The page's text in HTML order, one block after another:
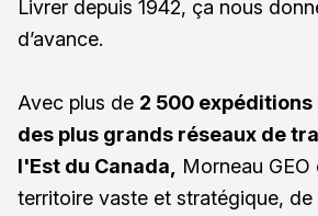
Livrer depuis 1942, ça nous
d’avance.
Avec plus de 2 500
des plus grands réseaux de
l'Est du Canada,
Morneau GEO
territoire vaste et stratégique, de